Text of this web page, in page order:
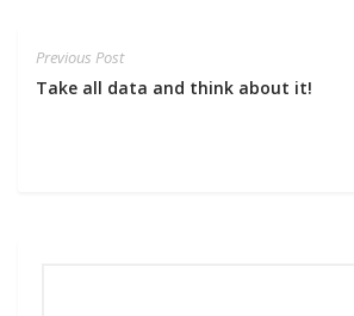
Previous Post
Take all data and think about it!